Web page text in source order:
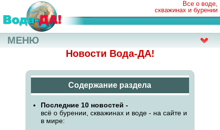
Все о воде,
скважинах и бурении
Новости Вода-ДА!
Содержание раздела
Последние 10 новостей -
всё о бурении, скважинах и воде - на сайте и
в мире:
МЕНЮ